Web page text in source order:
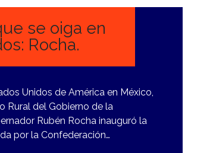
se oiga en
Rocha.
Unidos de América en México,
Rural del Gobierno de la
Rubén Rocha inauguró la
por la Confederación…